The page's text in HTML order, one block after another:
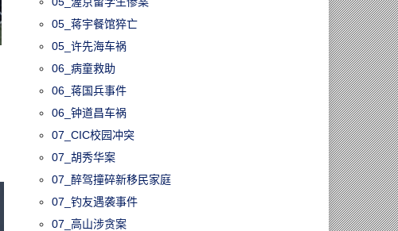
05_蒋宇餐馆猝亡
05_许先海车祸
06_病童救助
06_蒋国兵事件
06_钟道昌车祸
07_CIC校园冲突
07_胡秀华案
07_醉驾撞碎新移民家庭
07_钓友遇袭事件
07_高山涉贪案